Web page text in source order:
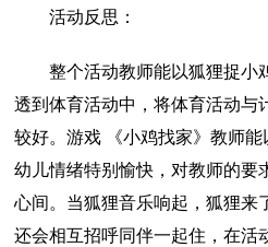
活动反思：
整个活动教师能以狐狸捉小
透到体育活动中，将体育活动与
较好。游戏 《小鸡找家》教师能
幼儿情绪特别愉快，对教师的要
心间。当狐狸音乐响起，狐狸来
还会相互招呼同伴一起住，在活